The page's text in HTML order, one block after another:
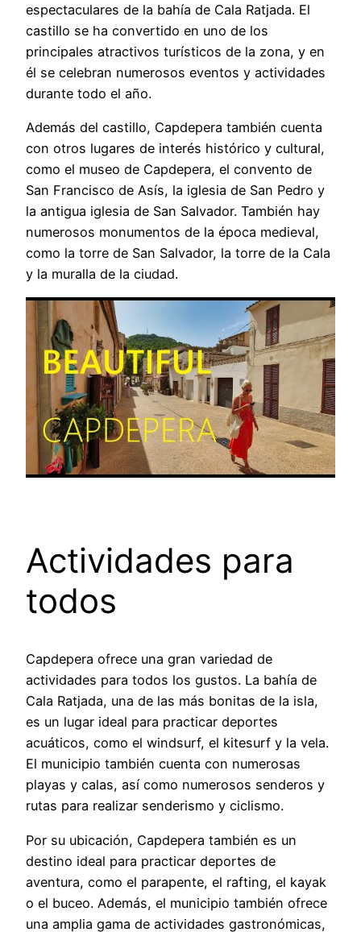
espectaculares de la bahía de Cala Ratjada. El
castillo se ha convertido en uno de los
principales atractivos turísticos de la zona, y en
él se celebran numerosos eventos y actividades
durante todo el año.
Además del castillo, Capdepera también cuenta
con otros lugares de interés histórico y cultural,
como el museo de Capdepera, el convento de
San Francisco de Asís, la iglesia de San Pedro y
la antigua iglesia de San Salvador. También hay
numerosos monumentos de la época medieval,
como la torre de San Salvador, la torre de la Cala
y la muralla de la ciudad.
Actividades para
todos
Capdepera ofrece una gran variedad de
actividades para todos los gustos. La bahía de
Cala Ratjada, una de las más bonitas de la isla,
es un lugar ideal para practicar deportes
acuáticos, como el windsurf, el kitesurf y la vela.
El municipio también cuenta con numerosas
playas y calas, así como numerosos senderos y
rutas para realizar senderismo y ciclismo.
Por su ubicación, Capdepera también es un
destino ideal para practicar deportes de
aventura, como el parapente, el rafting, el kayak
o el buceo. Además, el municipio también ofrece
una amplia gama de actividades gastronómicas,